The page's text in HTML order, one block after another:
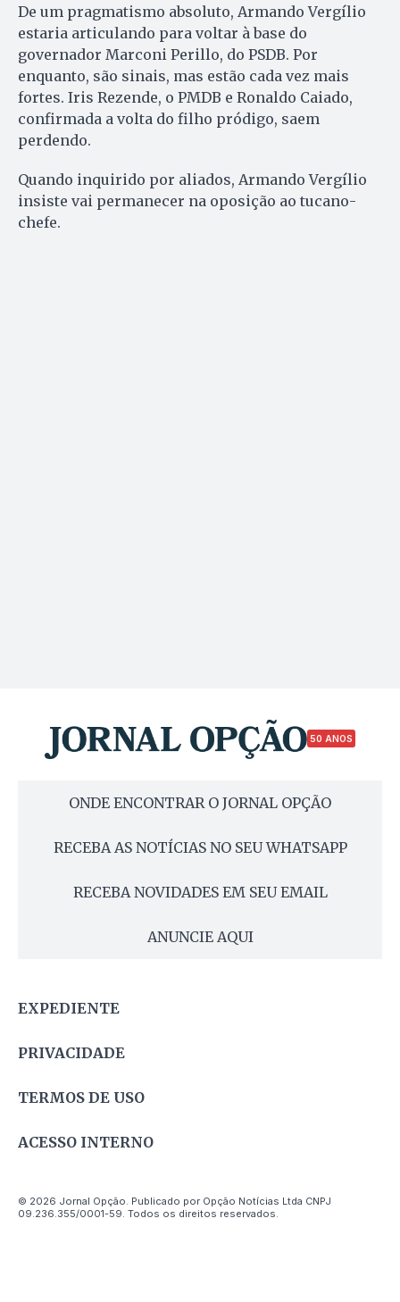
De um pragmatismo absoluto, Armando Vergílio
estaria articulando para voltar à base do
governador Marconi Perillo, do PSDB. Por
enquanto, são sinais, mas estão cada vez mais
fortes. Iris Rezende, o PMDB e Ronaldo Caiado,
confirmada a volta do filho pródigo, saem
perdendo.
Quando inquirido por aliados, Armando Vergílio
insiste vai permanecer na oposição ao tucano-
chefe.
50 ANOS
ONDE ENCONTRAR O JORNAL OPÇÃO
RECEBA AS NOTÍCIAS NO SEU WHATSAPP
RECEBA NOVIDADES EM SEU EMAIL
ANUNCIE AQUI
EXPEDIENTE
PRIVACIDADE
TERMOS DE USO
ACESSO INTERNO
© 2026 Jornal Opção. Publicado por Opção Notícias Ltda CNPJ
09.236.355/0001-59. Todos os direitos reservados.